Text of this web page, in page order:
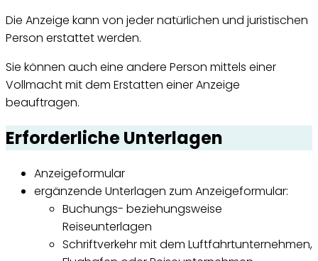
Die Anzeige kann von jeder natürlichen und juristischen
Person erstattet werden.
Sie können auch eine andere Person mittels einer
Vollmacht mit dem Erstatten einer Anzeige
beauftragen.
Erforderliche Unterlagen
Anzeigeformular
ergänzende Unterlagen zum Anzeigeformular:
Buchungs- beziehungsweise
Reiseunterlagen
Schriftverkehr mit dem Luftfahrtunternehmen,